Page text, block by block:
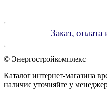
Заказ, оплата
© Энергостройкомплекс
Каталог интернет-магазина
наличие уточняйте у